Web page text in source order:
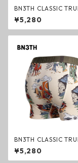
BN3TH CLASSIC
T FLORAL DARK
サーパンツ トランク
ラルネイビー ベニス
¥5,280
BN3TH CLASSIC
T SPACE COWBOY-
クサーパンツ トラン
¥5,280